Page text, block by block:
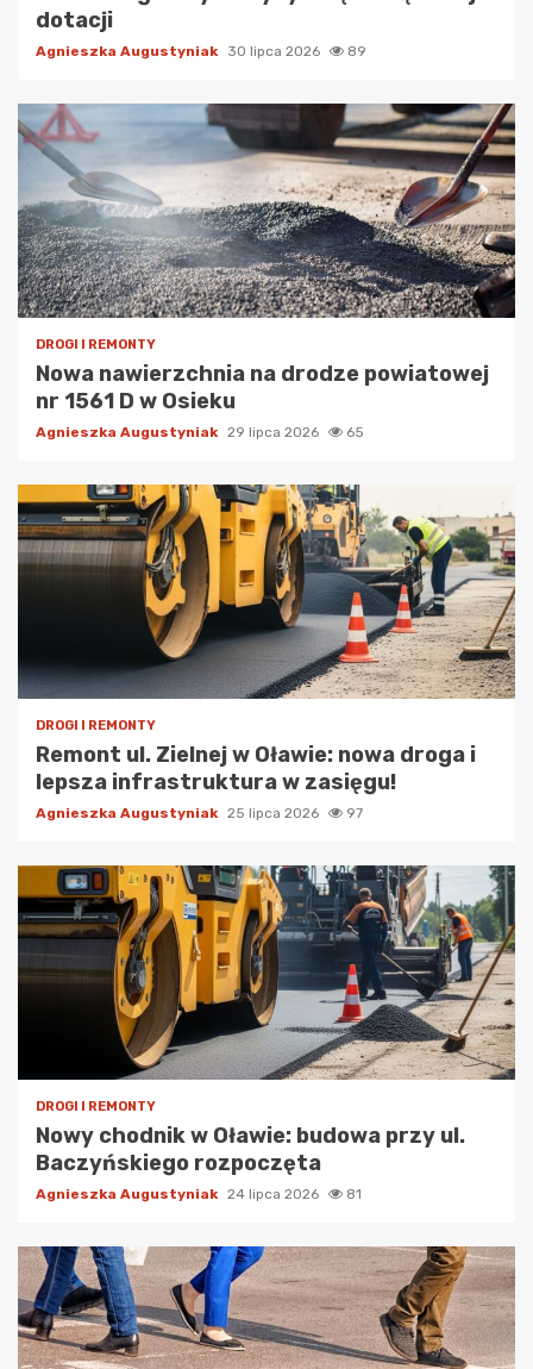
dotacji
Agnieszka Augustyniak 30 lipca 2026 89
DROGI I REMONTY
Nowa nawierzchnia na drodze powiatowej
nr 1561 D w Osieku
Agnieszka Augustyniak 29 lipca 2026 65
DROGI I REMONTY
Remont ul. Zielnej w Oławie: nowa droga i
lepsza infrastruktura w zasięgu!
Agnieszka Augustyniak 25 lipca 2026 97
DROGI I REMONTY
Nowy chodnik w Oławie: budowa przy ul.
Baczyńskiego rozpoczęta
Agnieszka Augustyniak 24 lipca 2026 81